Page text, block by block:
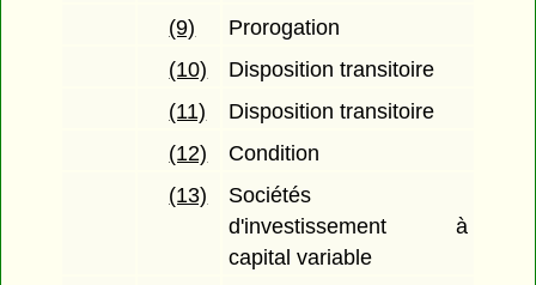
(9)
Prorogation
(10)
Disposition transitoire
(11)
Disposition transitoire
(12)
Condition
(13)
Sociétés
d'investissement à
capital variable